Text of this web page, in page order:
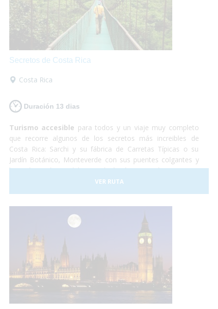
Secretos de Costa Rica
Costa Rica
Duración 13 dias
Turismo accesible para todos y un viaje muy completo
que recorre algunos de los secretos más increibles de
Costa Rica: Sarchi y su fábrica de Carretas Típicas o su
Jardín Botánico, Monteverde con sus puentes colgantes y
lugar de residencia del Quetzal, el Volcan Arenal y sus aguas
termales, Sarapiqui con su naturaleza y el tour del
chocolate para terminar relajándonos en las playas de
VER RUTA